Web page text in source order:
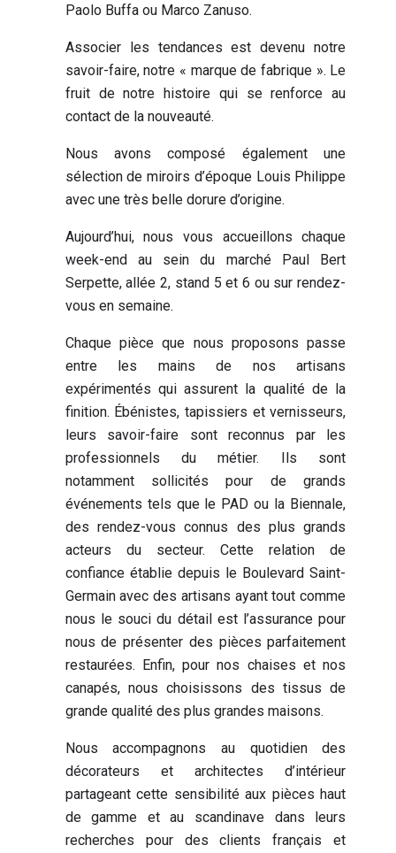
Paolo Buffa ou Marco Zanuso.
Associer les tendances est devenu notre
savoir-faire, notre « marque de fabrique ». Le
fruit de notre histoire qui se renforce au
contact de la nouveauté.
Nous avons composé également une
sélection de miroirs d’époque Louis Philippe
avec une très belle dorure d’origine.
Aujourd’hui, nous vous accueillons chaque
week-end au sein du marché Paul Bert
Serpette, allée 2, stand 5 et 6 ou sur rendez-
vous en semaine.
Chaque pièce que nous proposons passe
entre les mains de nos artisans
expérimentés qui assurent la qualité de la
finition. Ébénistes, tapissiers et vernisseurs,
leurs savoir-faire sont reconnus par les
professionnels du métier. Ils sont
notamment sollicités pour de grands
événements tels que le PAD ou la Biennale,
des rendez-vous connus des plus grands
acteurs du secteur. Cette relation de
confiance établie depuis le Boulevard Saint-
Germain avec des artisans ayant tout comme
nous le souci du détail est l’assurance pour
nous de présenter des pièces parfaitement
restaurées. Enfin, pour nos chaises et nos
canapés, nous choisissons des tissus de
grande qualité des plus grandes maisons.
Nous accompagnons au quotidien des
décorateurs et architectes d’intérieur
partageant cette sensibilité aux pièces haut
de gamme et au scandinave dans leurs
recherches pour des clients français et